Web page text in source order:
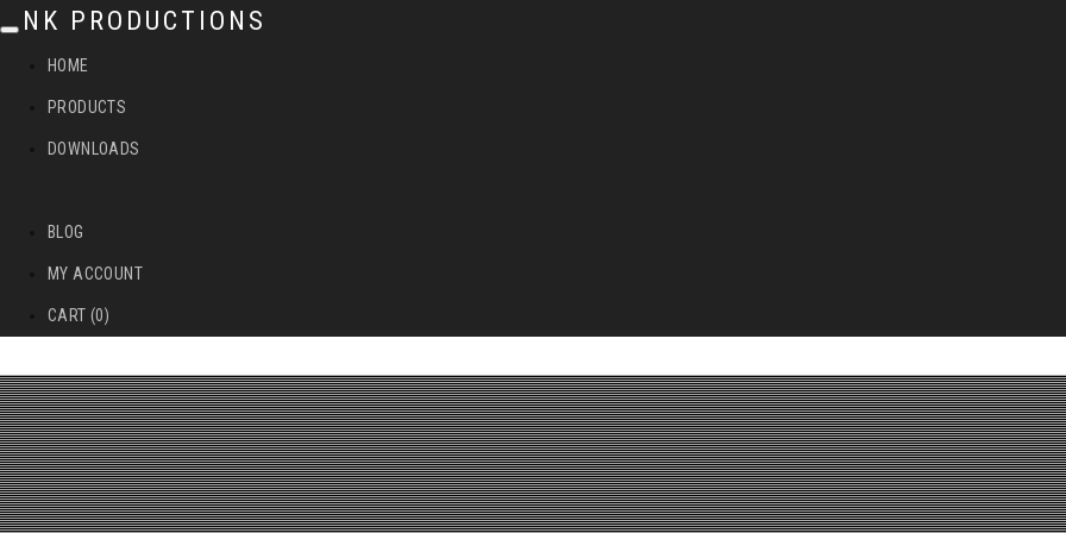
a
v
i
g
a
NK PRODUCTIONS
HOME
PRODUCTS
DOWNLOADS
BLOG
MY ACCOUNT
CART (0)